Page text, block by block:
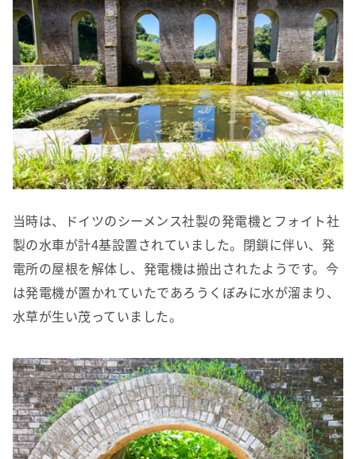
当時は、ドイツのシーメンス社製の発電機とフォイト社
製の水車が計4基設置されていました。閉鎖に伴い、発
電所の屋根を解体し、発電機は搬出されたようです。今
は発電機が置かれていたであろうくぼみに水が溜まり、
水草が生い茂っていました。